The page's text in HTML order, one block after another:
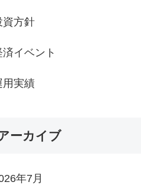
資方針
済イベント
用実績
ーカイブ
年7月